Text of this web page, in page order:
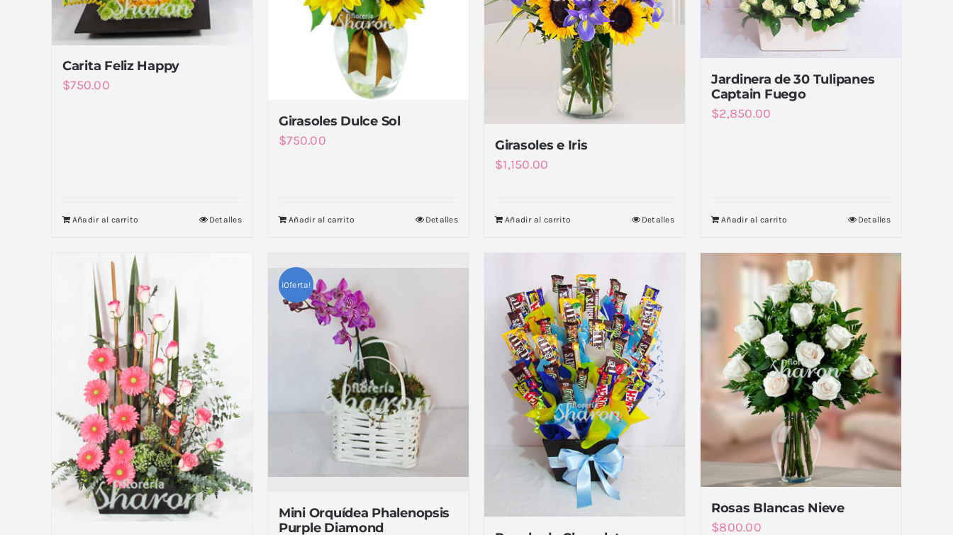
Carita Feliz Happy
$750.00
Añadir al carrito Detalles
Girasoles Dulce Sol
$750.00
Añadir al carrito Detalles
Girasoles e Iris
$1,150.00
Añadir al carrito Detalles
Jardinera de 30 Tulipanes
Captain Fuego
$2,850.00
Añadir al carrito Detalles
¡Oferta!
Mini Orquídea Phalenopsis
Purple Diamond
Rosas Blancas Nieve
$800.00